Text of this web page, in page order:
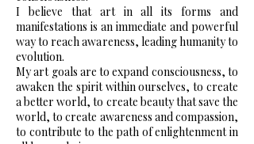
I believe that art in all its forms and
manifestations is an immediate and powerful
way to reach awareness, leading humanity to
evolution.
My art goals are to expand consciousness, to
awaken the spirit within ourselves, to create
a better world, to create beauty that save the
world, to create awareness and compassion,
to contribute to the path of enlightenment in